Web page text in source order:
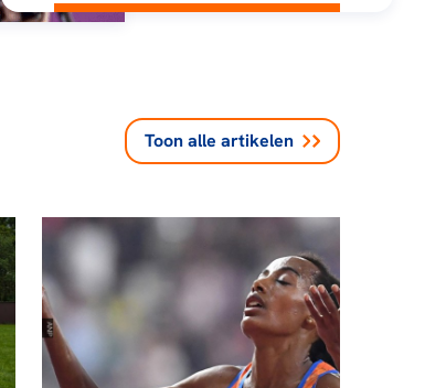
Toon alle artikelen